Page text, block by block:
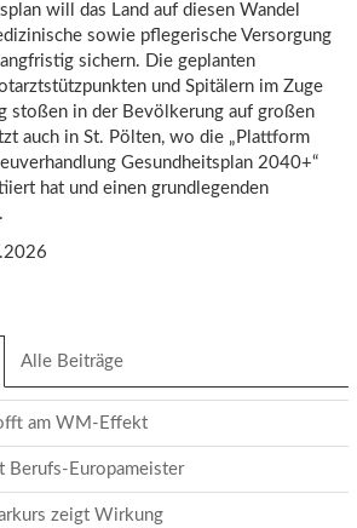
will das Land auf diesen Wandel
sowie pflegerische Versorgung
sichern. Die geplanten
und Spitälern im Zuge
stoßen in der Bevölkerung auf großen
auch in St. Pölten, wo die „Plattform
Gesundheitsplan 2040+“
hat und einen grundlegenden
(aktiver
Reiter)
Alle Beiträge
am WM-Effekt
Berufs-Europameister
zeigt Wirkung